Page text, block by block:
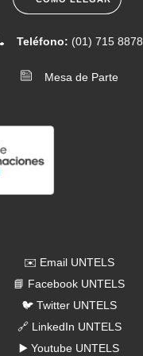
Universitaria 25 de junio
Teléfono: (01) 715 8878
Mesa de Parte
✉️ Email UNTELS
📘 Facebook UNTELS
🐦 Twitter UNTELS
🔗 LinkedIn UNTELS
▶️ Youtube UNTELS